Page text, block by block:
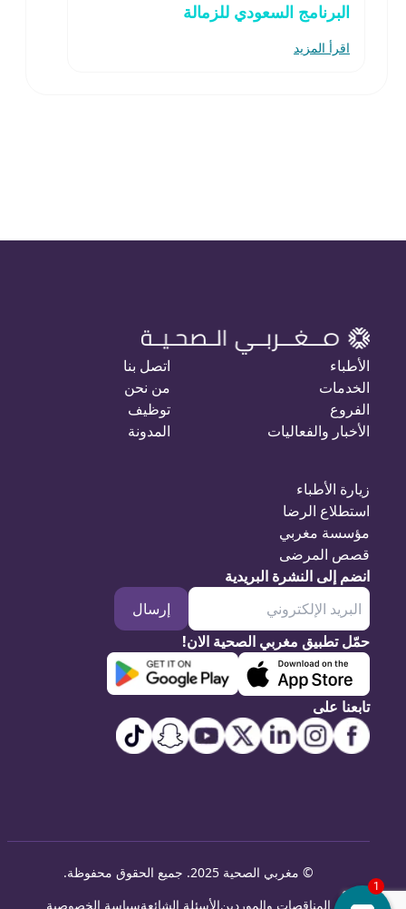
البرنامج السعودي للزمالة
اقرأ المزيد
الأطباء
الخدمات
الفروع
الأخبار والفعاليات
اتصل بنا
من نحن
توظيف
المدونة
زيارة الأطباء
استطلاع الرضا
مؤسسة مغربي
قصص المرضى
انضم إلى النشرة البريدية
إرسال
حمّل تطبيق مغربي الصحية الان!
تابعنا على
© مغربي الصحية 2025. جميع الحقوق محفوظة
.
المناقصات والموردينالأسئلة الشائعةسياسة الخصوصية